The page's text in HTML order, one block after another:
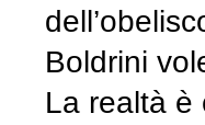
Boldrini
La realtà è